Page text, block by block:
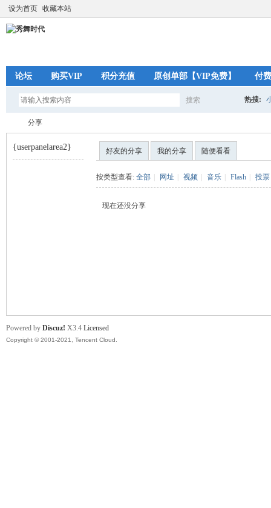
设为首页 收藏本站
论坛 购买VIP 积分充值 原创单部【VIP免费】 付
搜索 热搜:
分享
{userpanelarea2} 好友的分享 我的分享 随便看看
按类型查看: 全部 网址 视频 音乐 Flash 投票
现在还没分享
Powered by Discuz! X3.4 Licensed
Copyright © 2001-2021, Tencent Cloud.